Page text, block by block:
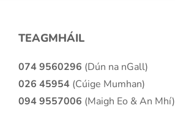
TEAGMHÁIL
074 9560296 (Dún na nGall)
026 45954 (Cúige Mumhan)
094 9557006 (Maigh Eo & An Mhí)